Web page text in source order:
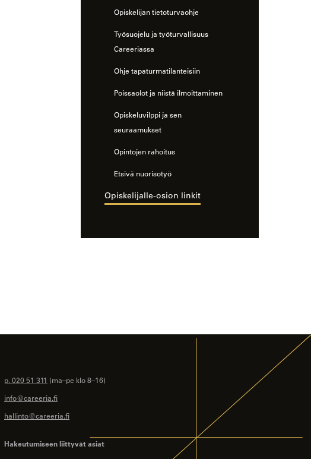
Opiskelijan tietoturvaohje
Työsuojelu ja työturvallisuus
Careeriassa
Ohje tapaturmatilanteisiin
Poissaolot ja niistä ilmoittaminen
Opiskeluvilppi ja sen
seuraamukset
Opintojen rahoitus
Etsivä nuorisotyö
Opiskelijalle-osion linkit
p. 020 51 311 (ma–pe klo 8–16)
info@careeria.fi
hallinto@careeria.fi
Hakeutumiseen liittyvät asiat